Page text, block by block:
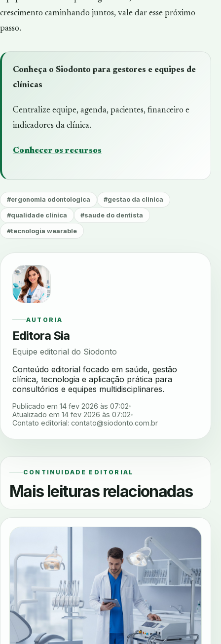
crescimento caminhando juntos, vale dar esse próximo
passo.
Conheça o Siodonto para gestores e equipes de
clínicas
Centralize equipe, agenda, pacientes, financeiro e
indicadores da clínica.
Conhecer os recursos
#ergonomia odontologica #gestao da clinica
#qualidade clinica #saude do dentista
#tecnologia wearable
AUTORIA
Editora Sia
Equipe editorial do Siodonto
Conteúdo editorial focado em saúde, gestão
clínica, tecnologia e aplicação prática para
consultórios e equipes multidisciplinares.
Publicado em 14 fev 2026 às 07:02
Atualizado em 14 fev 2026 às 07:02
Contato editorial: contato@siodonto.com.br
CONTINUIDADE EDITORIAL
Mais leituras relacionadas